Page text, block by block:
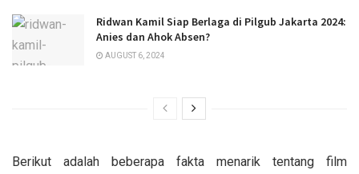
Ridwan Kamil Siap Berlaga di Pilgub Jakarta 2024:
Anies dan Ahok Absen?
AUGUST 6, 2024
Berikut adalah beberapa fakta menarik tentang film